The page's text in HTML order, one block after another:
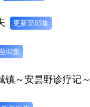
更新至05集
02集
镇～安昙野诊疗记～